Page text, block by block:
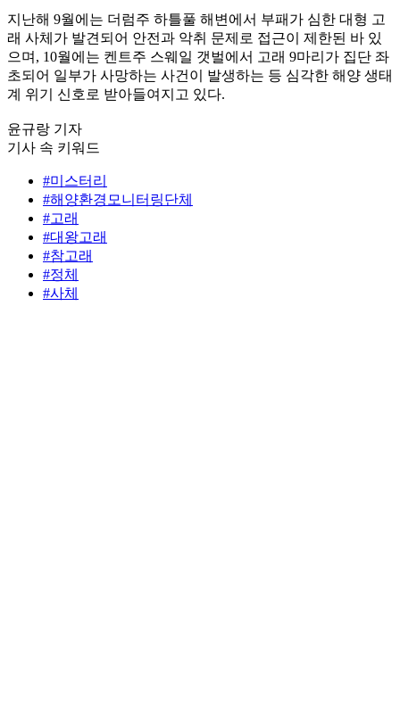
지난해 9월에는 더럼주 하틀풀 해변에서 부패가 심한 대형 고
래 사체가 발견되어 안전과 악취 문제로 접근이 제한된 바 있
으며, 10월에는 켄트주 스웨일 갯벌에서 고래 9마리가 집단 좌
초되어 일부가 사망하는 사건이 발생하는 등 심각한 해양 생태
계 위기 신호로 받아들여지고 있다.
윤규랑 기자
기사 속 키워드
#미스터리
#해양환경모니터링단체
#고래
#대왕고래
#참고래
#정체
#사체